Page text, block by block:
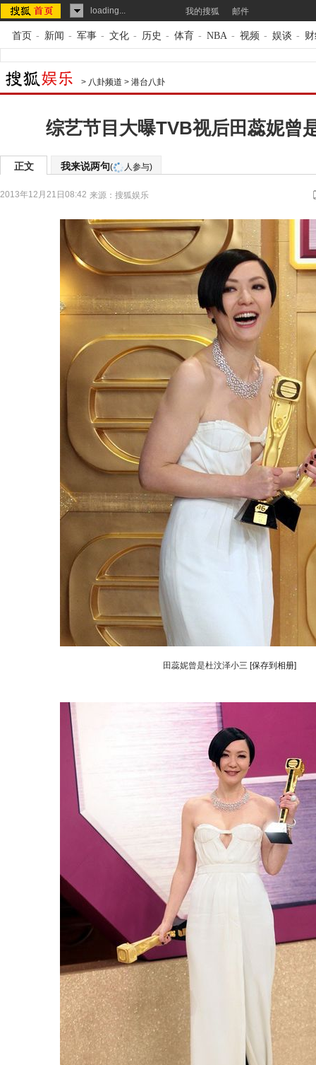
loading... 我的搜狐 邮件
首页 - 新闻 - 军事 - 文化 - 历史 - 体育 - NBA - 视频 - 娱谈 -
> 八卦频道 > 港台八卦
综艺节目大曝TVB视后田蕊妮曾
正文 我来说两句( 人参与)
2013年12月21日08:42 来源： 搜狐娱乐
田蕊妮曾是杜汶泽小三 [保存到相册]